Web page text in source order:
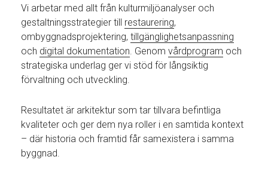
Vi arbetar med allt från kulturmiljöanalyser och
gestaltningsstrategier till restaurering,
ombyggnadsprojektering, tillgänglighetsanpassning
och digital dokumentation. Genom vårdprogram och
strategiska underlag ger vi stöd för långsiktig
förvaltning och utveckling.
Resultatet är arkitektur som tar tillvara befintliga
kvaliteter och ger dem nya roller i en samtida kontext
– där historia och framtid får samexistera i samma
byggnad.